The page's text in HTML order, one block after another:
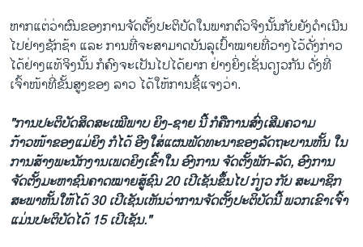
ຫາກແຕ່ວ່າຜົນຂອງການຈັດຕັ້ງປະຕິບັດໃນພາກຕົວຈິງນັ້ນກັບຍັງດຳເນີນ
ໄປຢ່າງຊັກຊ້າ ແລະ ການທີ່ຈະສາມາດບັນລຸເປົ້າໝາຍທີ່ວາງໄວ້ດັ່ງກ່າວ
ໄດ້ຢ່າງແທ້ຈິງນັ້ນ ກໍຄົງຈະເປັນໄປໄດ້ຍາກ ຢ່າງຍິ່ງເຊັ່ນດຽວກັນ ດັ່ງທີ່
ເຈົ້າໜ້າທີ່ຂັ້ນສູງຂອງ ລາວ ໄດ້ໃຫ້ການຊີ່້ແຈງວ່າ.
"ການປະຕິບັດສິດສະເໝີພາບ ຍິງ-ຊາຍ ນີ້ ກໍຄືການສົ່ງເສີມຄວາມ
ກ້າວໜ້າຂອງແມ່ຍິງ ກໍໄດ້ ອີງໃສ່ແຜນພັດທະນາຂອງລັດຖະບານຫັ້ນ ໃນ
ການສ້າງພະນັກງານເພດຍິງເຂົ້າໃນ ອົງການ ຈັດຕັ້ງພັກ-ລັດ, ອົງການ
ຈັດຕັ້ງມະຫາຊົນຄາດໝາຍສູ້ຊົນ 20 ເປີເຊັນຂຶ້ນໄປ ກ່ຽວ ກັບ ສະມາຊິກ
ສະພາຫັ້ນໃຫ້ໄດ້ 30 ເປີເຊັນເຫັນວ່າການຈັດຕັ້ງປະຕິບັດນີ້ ພວກເຂົາເຈົ້າ
ແມ່ນປະຕິບັດໄດ້ 15 ເປີເຊັນ."